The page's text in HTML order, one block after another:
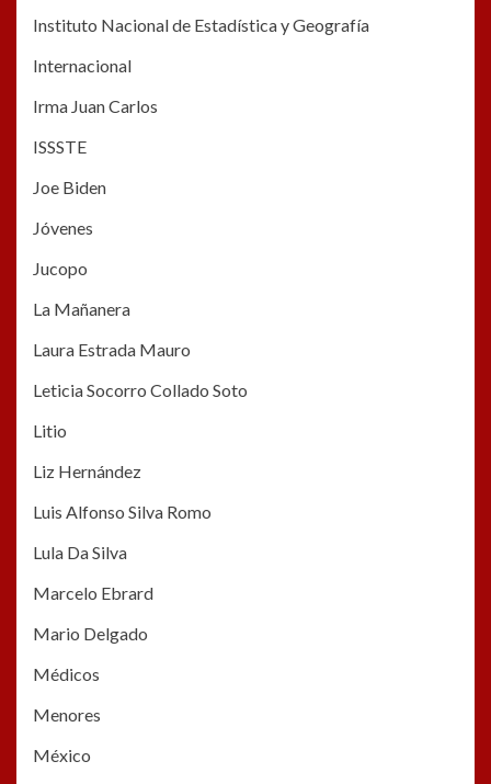
Instituto Nacional de Estadística y Geografía
Internacional
Irma Juan Carlos
ISSSTE
Joe Biden
Jóvenes
Jucopo
La Mañanera
Laura Estrada Mauro
Leticia Socorro Collado Soto
Litio
Liz Hernández
Luis Alfonso Silva Romo
Lula Da Silva
Marcelo Ebrard
Mario Delgado
Médicos
Menores
México